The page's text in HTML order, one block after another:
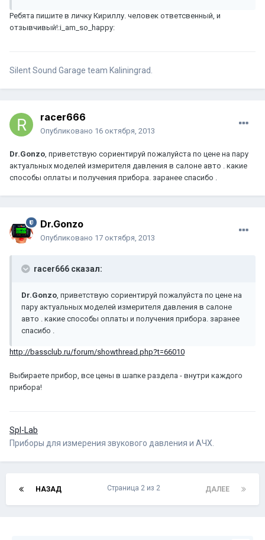
Ребята пишите в личку Кириллу. человек ответсвенный, и
отзывчивый!:i_am_so_happy:
Silent Sound Garage team Kaliningrad.
racer666
Опубликовано 16 октября, 2013
Dr.Gonzo, приветствую сориентируй пожалуйста по цене на пару
актуальных моделей измерителя давления в салоне авто . какие
способы оплаты и получения прибора. заранее спасибо .
Dr.Gonzo
Опубликовано 17 октября, 2013
racer666 сказал:
Dr.Gonzo, приветствую сориентируй пожалуйста по цене на
пару актуальных моделей измерителя давления в салоне
авто . какие способы оплаты и получения прибора. заранее
спасибо .
http://bassclub.ru/forum/showthread.php?t=66010
Выбираете прибор, все цены в шапке раздела - внутри каждого
прибора!
Spl-Lab
Приборы для измерения звукового давления и АЧХ.
НАЗАД ДАЛЕЕ
Страница 2 из 2